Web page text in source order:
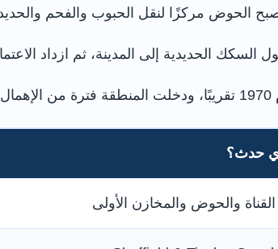
الحوض مركزًا لنقل الحبوب والفحم
الحديدية إلى المدينة، ثم ازداد
حدث؟
القناة والحوض والمخازن الأولى